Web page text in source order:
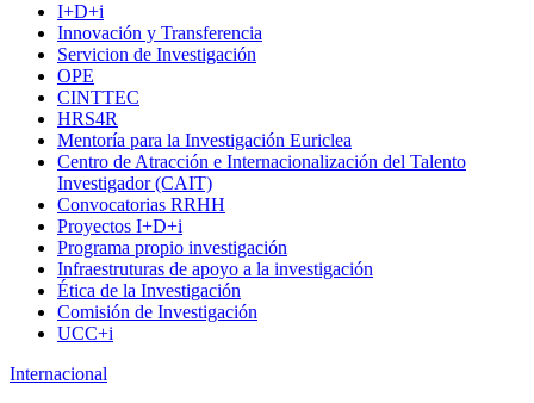
I+D+i
Innovación y Transferencia
Servicion de Investigación
OPE
CINTTEC
HRS4R
Mentoría para la Investigación Euriclea
Centro de Atracción e Internacionalización del Talento
Investigador (CAIT)
Convocatorias RRHH
Proyectos I+D+i
Programa propio investigación
Infraestruturas de apoyo a la investigación
Ética de la Investigación
Comisión de Investigación
UCC+i
Internacional